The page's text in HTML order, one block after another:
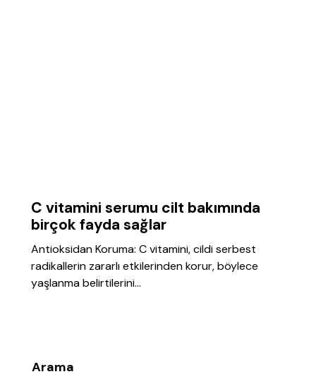
C vitamini serumu cilt bakımında
birçok fayda sağlar
Antioksidan Koruma: C vitamini, cildi serbest
radikallerin zararlı etkilerinden korur, böylece
yaşlanma belirtilerini…
Arama